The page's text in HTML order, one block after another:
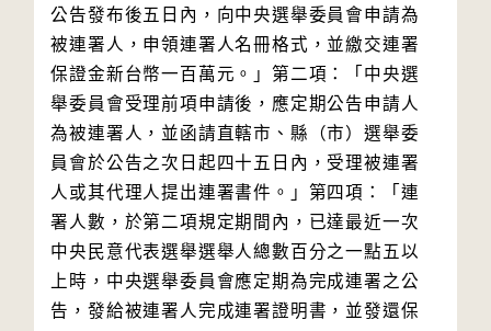
公告發布後五日內，向中央選舉委員會申請為
被連署人，申領連署人名冊格式，並繳交連署
保證金新台幣一百萬元。」第二項：「中央選
舉委員會受理前項申請後，應定期公告申請人
為被連署人，並函請直轄市、縣（市）選舉委
員會於公告之次日起四十五日內，受理被連署
人或其代理人提出連署書件。」第四項：「連
署人數，於第二項規定期間內，已達最近一次
中央民意代表選舉選舉人總數百分之一點五以
上時，中央選舉委員會應定期為完成連署之公
告，發給被連署人完成連署證明書，並發還保